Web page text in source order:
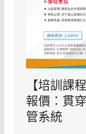
【培訓課
報價：貫
管系統